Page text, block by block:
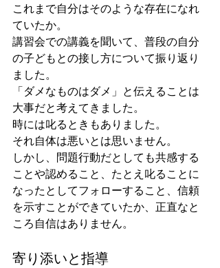
これまで自分はそのような存在になれ
ていたか。
講習会での講義を聞いて、普段の自分
の子どもとの接し方について振り返り
ました。
「ダメなものはダメ」と伝えることは
大事だと考えてきました。
時には叱るときもありました。
それ自体は悪いとは思いません。
しかし、問題行動だとしても共感する
ことや認めること、たとえ叱ることに
なったとしてフォローすること、信頼
を示すことができていたか、正直なと
ころ自信はありません。
寄り添いと指導